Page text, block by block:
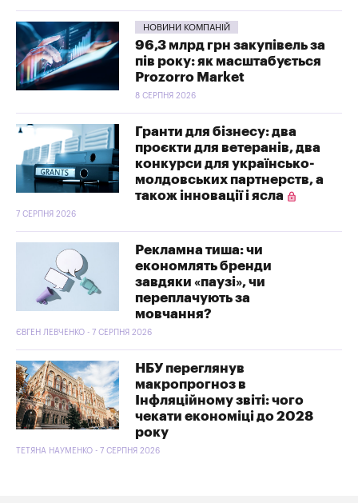
НОВИНИ КОМПАНІЙ
96,3 млрд грн закупівель за
пів року: як масштабується
Prozorro Market
8 СЕРПНЯ 2026
Гранти для бізнесу: два
проєкти для ветеранів, два
конкурси для українсько-
молдовських партнерств, а
також інновації і ясла
7 СЕРПНЯ 2026
Рекламна тиша: чи
економлять бренди
завдяки «паузі», чи
переплачують за
мовчання?
ЄВГЕН ЛЕВЧЕНКО - 7 СЕРПНЯ 2026
НБУ переглянув
макропрогноз в
Інфляційному звіті: чого
чекати економіці до 2028
року
ТЕТЯНА НАУМЕНКО - 7 СЕРПНЯ 2026